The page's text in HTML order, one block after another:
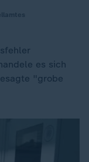
es sich
"grobe